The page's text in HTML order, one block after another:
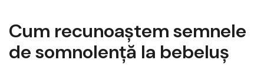
Cum recunoaștem semnele
de somnolență la bebeluș